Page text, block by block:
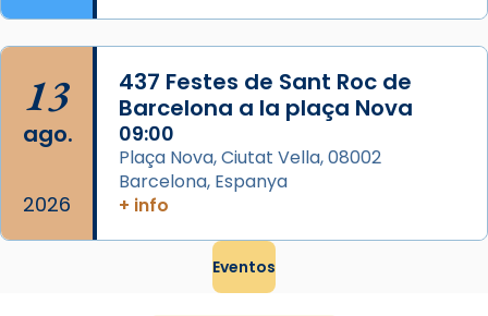
13
ago.
2026
437 Festes de Sant Roc de
Barcelona a la plaça Nova
09:00
Plaça Nova, Ciutat Vella, 08002
Barcelona, Espanya
+ info
Eventos